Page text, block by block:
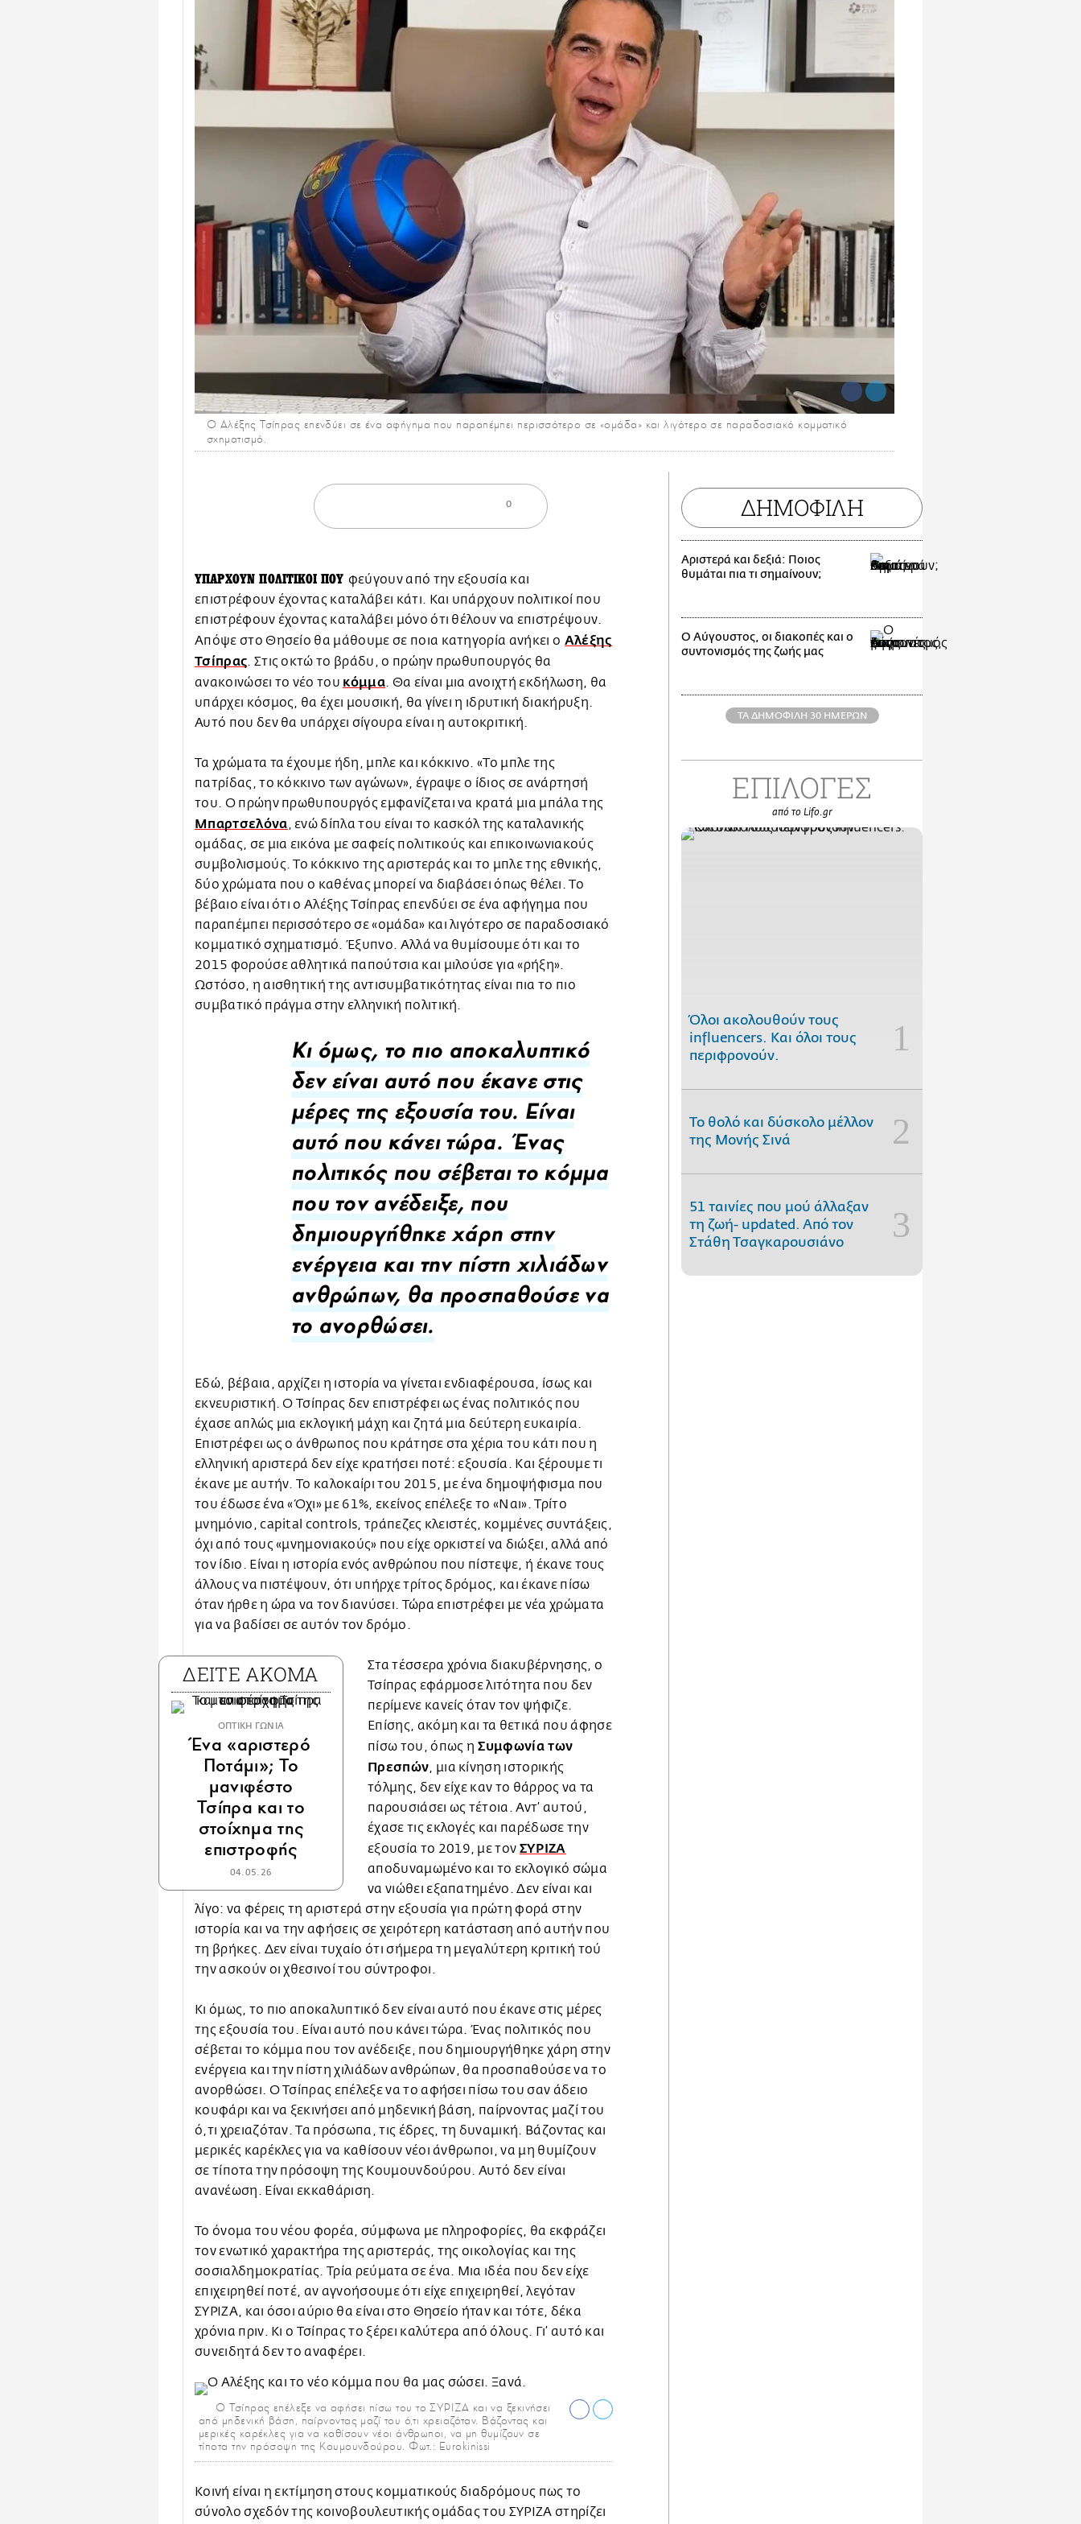
Ο Αλέξης Τσίπρας επενδύει σε ένα αφήγημα που παραπέμπει περισσότερο σε «ομάδα» και λιγότερο σε παραδοσιακό κομματικό
σχηματισμό.
0
ΥΠΑΡΧΟΥΝ ΠΟΛΙΤΙΚΟΙ ΠΟΥ φεύγουν από την εξουσία και
επιστρέφουν έχοντας καταλάβει κάτι. Και υπάρχουν πολιτικοί που
επιστρέφουν έχοντας καταλάβει μόνο ότι θέλουν να επιστρέψουν.
Απόψε στο Θησείο θα μάθουμε σε ποια κατηγορία ανήκει ο Αλέξης
Τσίπρας. Στις οκτώ το βράδυ, ο πρώην πρωθυπουργός θα
ανακοινώσει το νέο του κόμμα. Θα είναι μια ανοιχτή εκδήλωση, θα
υπάρχει κόσμος, θα έχει μουσική, θα γίνει η ιδρυτική διακήρυξη.
Αυτό που δεν θα υπάρχει σίγουρα είναι η αυτοκριτική.
Τα χρώματα τα έχουμε ήδη, μπλε και κόκκινο. «Το μπλε της
πατρίδας, το κόκκινο των αγώνων», έγραψε ο ίδιος σε ανάρτησή
του. Ο πρώην πρωθυπουργός εμφανίζεται να κρατά μια μπάλα της
Μπαρτσελόνα, ενώ δίπλα του είναι το κασκόλ της καταλανικής
ομάδας, σε μια εικόνα με σαφείς πολιτικούς και επικοινωνιακούς
συμβολισμούς. Το κόκκινο της αριστεράς και το μπλε της εθνικής,
δύο χρώματα που ο καθένας μπορεί να διαβάσει όπως θέλει. Το
βέβαιο είναι ότι ο Αλέξης Τσίπρας επενδύει σε ένα αφήγημα που
παραπέμπει περισσότερο σε «ομάδα» και λιγότερο σε παραδοσιακό
κομματικό σχηματισμό. Έξυπνο. Αλλά να θυμίσουμε ότι και το
2015 φορούσε αθλητικά παπούτσια και μιλούσε για «ρήξη».
Ωστόσο, η αισθητική της αντισυμβατικότητας είναι πια το πιο
συμβατικό πράγμα στην ελληνική πολιτική.
Κι όμως, το πιο αποκαλυπτικό
δεν είναι αυτό που έκανε στις
μέρες της εξουσία του. Είναι
αυτό που κάνει τώρα. Ένας
πολιτικός που σέβεται το κόμμα
που τον ανέδειξε, που
δημιουργήθηκε χάρη στην
ενέργεια και την πίστη χιλιάδων
ανθρώπων, θα προσπαθούσε να
το ανορθώσει.
Εδώ, βέβαια, αρχίζει η ιστορία να γίνεται ενδιαφέρουσα, ίσως και
εκνευριστική. Ο Τσίπρας δεν επιστρέφει ως ένας πολιτικός που
έχασε απλώς μια εκλογική μάχη και ζητά μια δεύτερη ευκαιρία.
Επιστρέφει ως ο άνθρωπος που κράτησε στα χέρια του κάτι που η
ελληνική αριστερά δεν είχε κρατήσει ποτέ: εξουσία. Και ξέρουμε τι
έκανε με αυτήν. Το καλοκαίρι του 2015, με ένα δημοψήφισμα που
του έδωσε ένα «Όχι» με 61%, εκείνος επέλεξε το «Ναι». Τρίτο
μνημόνιο, capital controls, τράπεζες κλειστές, κομμένες συντάξεις,
όχι από τους «μνημονιακούς» που είχε ορκιστεί να διώξει, αλλά από
τον ίδιο. Είναι η ιστορία ενός ανθρώπου που πίστεψε, ή έκανε τους
άλλους να πιστέψουν, ότι υπήρχε τρίτος δρόμος, και έκανε πίσω
όταν ήρθε η ώρα να τον διανύσει. Τώρα επιστρέφει με νέα χρώματα
για να βαδίσει σε αυτόν τον δρόμο.
ΔΕΙΤΕ ΑΚΟΜΑ
ΟΠΤΙΚΗ ΓΩΝΙΑ
Ένα «αριστερό
Ποτάμι»; Το
μανιφέστο
Τσίπρα και το
στοίχημα της
επιστροφής
04.05.26
Στα τέσσερα χρόνια διακυβέρνησης, ο
Τσίπρας εφάρμοσε λιτότητα που δεν
περίμενε κανείς όταν τον ψήφιζε.
Επίσης, ακόμη και τα θετικά που άφησε
πίσω του, όπως η Συμφωνία των
Πρεσπών, μια κίνηση ιστορικής
τόλμης, δεν είχε καν το θάρρος να τα
παρουσιάσει ως τέτοια. Αντ’ αυτού,
έχασε τις εκλογές και παρέδωσε την
εξουσία το 2019, με τον ΣΥΡΙΖΑ
αποδυναμωμένο και το εκλογικό σώμα
να νιώθει εξαπατημένο. Δεν είναι και
λίγο: να φέρεις τη αριστερά στην εξουσία για πρώτη φορά στην
ιστορία και να την αφήσεις σε χειρότερη κατάσταση από αυτήν που
τη βρήκες. Δεν είναι τυχαίο ότι σήμερα τη μεγαλύτερη κριτική τού
την ασκούν οι χθεσινοί του σύντροφοι.
Κι όμως, το πιο αποκαλυπτικό δεν είναι αυτό που έκανε στις μέρες
της εξουσία του. Είναι αυτό που κάνει τώρα. Ένας πολιτικός που
σέβεται το κόμμα που τον ανέδειξε, που δημιουργήθηκε χάρη στην
ενέργεια και την πίστη χιλιάδων ανθρώπων, θα προσπαθούσε να το
ανορθώσει. Ο Τσίπρας επέλεξε να το αφήσει πίσω του σαν άδειο
κουφάρι και να ξεκινήσει από μηδενική βάση, παίρνοντας μαζί του
ό,τι χρειαζόταν. Τα πρόσωπα, τις έδρες, τη δυναμική. Βάζοντας και
μερικές καρέκλες για να καθίσουν νέοι άνθρωποι, να μη θυμίζουν
σε τίποτα την πρόσοψη της Κουμουνδούρου. Αυτό δεν είναι
ανανέωση. Είναι εκκαθάριση.
Το όνομα του νέου φορέα, σύμφωνα με πληροφορίες, θα εκφράζει
τον ενωτικό χαρακτήρα της αριστεράς, της οικολογίας και της
σοσιαλδημοκρατίας. Τρία ρεύματα σε ένα. Μια ιδέα που δεν είχε
επιχειρηθεί ποτέ, αν αγνοήσουμε ότι είχε επιχειρηθεί, λεγόταν
ΣΥΡΙΖΑ, και όσοι αύριο θα είναι στο Θησείο ήταν και τότε, δέκα
χρόνια πριν. Κι ο Τσίπρας το ξέρει καλύτερα από όλους. Γι’ αυτό και
συνειδητά δεν το αναφέρει.
Ο Τσίπρας επέλεξε να αφήσει πίσω του το ΣΥΡΙΖΑ και να ξεκινήσει
από μηδενική βάση, παίρνοντας μαζί του ό,τι χρειαζόταν. Βάζοντας και
μερικές καρέκλες για να καθίσουν νέοι άνθρωποι, να μη θυμίζουν σε
τίποτα την πρόσοψη της Κουμουνδούρου. Φωτ.: Eurokinissi
Κοινή είναι η εκτίμηση στους κομματικούς διαδρόμους πως το
σύνολο σχεδόν της κοινοβουλευτικής ομάδας του ΣΥΡΙΖΑ στηρίζει
ΔΗΜΟΦΙΛΗ
Αριστερά και δεξιά: Ποιος
θυμάται πια τι σημαίνουν;
Ο Αύγουστος, οι διακοπές και ο
συντονισμός της ζωής μας
ΤΑ ΔΗΜΟΦΙΛΗ 30 ΗΜΕΡΩΝ
ΕΠΙΛΟΓΕΣ
από το Lifo.gr
Όλοι ακολουθούν τους
influencers. Και όλοι τους
περιφρονούν.
Το θολό και δύσκολο μέλλον
της Μονής Σινά
51 ταινίες που μού άλλαξαν
τη ζωή- updated. Aπό τον
Στάθη Τσαγκαρουσιάνο